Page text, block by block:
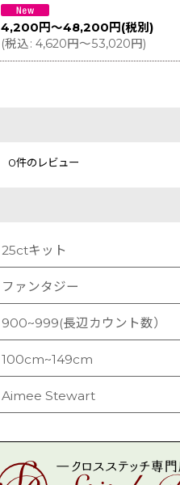
4,200 円～48,200 円 (税別)
(税込: 4,620円～53,020円)
0件のレビュー
25ctキット
ファンタジー
900~999(長辺カウント数）
100cm~149cm
Aimee Stewart